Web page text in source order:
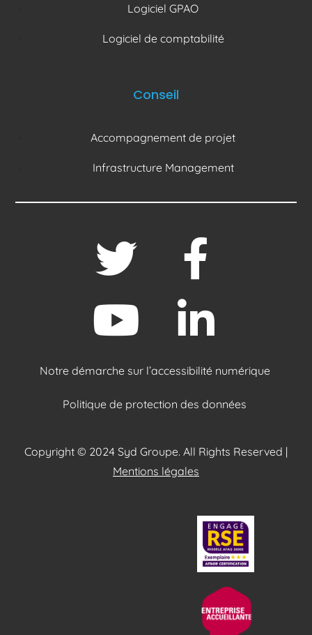
Logiciel GPAO
Logiciel de comptabilité
Conseil
Accompagnement de projet
Infrastructure Management
Notre démarche sur l’accessibilité numérique
Politique de protection des données
Copyright © 2024 Syd Groupe. All Rights Reserved |
Mentions légales